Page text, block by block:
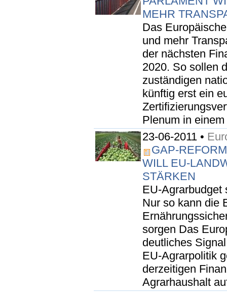
MEHR
Das
und mehr
der nächsten
2020. So sollen
zuständigen
künftig erst ein
Plenum in
23-06-2011 •
GAP-
WILL EU-
STÄRKEN
EU-Agrarbudget
Nur so kann die
sorgen Das
deutliches
EU-Agrarpolitik
derzeitigen
Agrarhaushalt